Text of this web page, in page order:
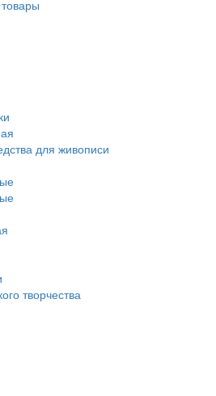
для живописи
творчества